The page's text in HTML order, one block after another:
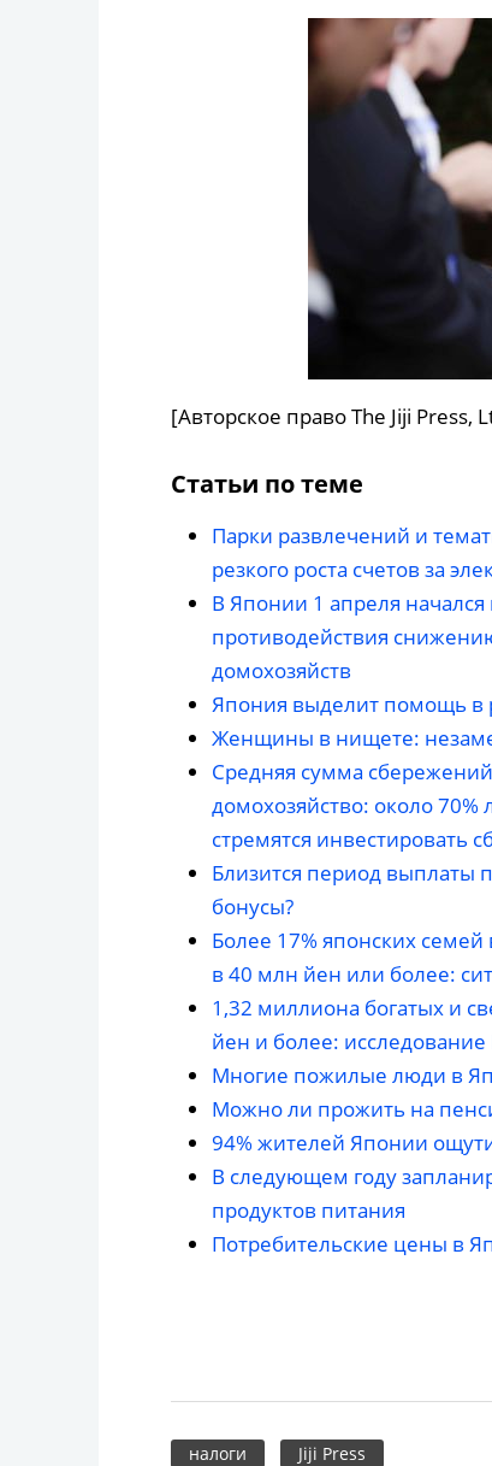
[Авторское право The Jiji Press,
Статьи по теме
Парки развлечений и
резкого роста счетов за
В Японии 1 апреля
противодействия
домохозяйств
Япония выделит помощь в
Женщины в нищете:
Средняя сумма
домохозяйство: около
стремятся инвестировать
Близится период выплаты
бонусы?
Более 17% японских
в 40 млн йен или более:
1,32 миллиона богатых и
йен и более: исследование
Многие пожилые люди в
Можно ли прожить на
94% жителей Японии
В следующем году
продуктов питания
Потребительские цены в
налоги Jiji Press